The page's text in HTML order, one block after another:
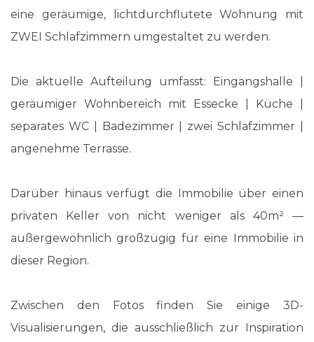
eine geräumige, lichtdurchflutete Wohnung mit
ZWEI Schlafzimmern umgestaltet zu werden.
Die aktuelle Aufteilung umfasst: Eingangshalle |
geräumiger Wohnbereich mit Essecke | Küche |
separates WC | Badezimmer | zwei Schlafzimmer |
angenehme Terrasse.
Darüber hinaus verfügt die Immobilie über einen
privaten Keller von nicht weniger als 40m² —
außergewöhnlich großzügig für eine Immobilie in
dieser Region.
Zwischen den Fotos finden Sie einige 3D-
Visualisierungen, die ausschließlich zur Inspiration